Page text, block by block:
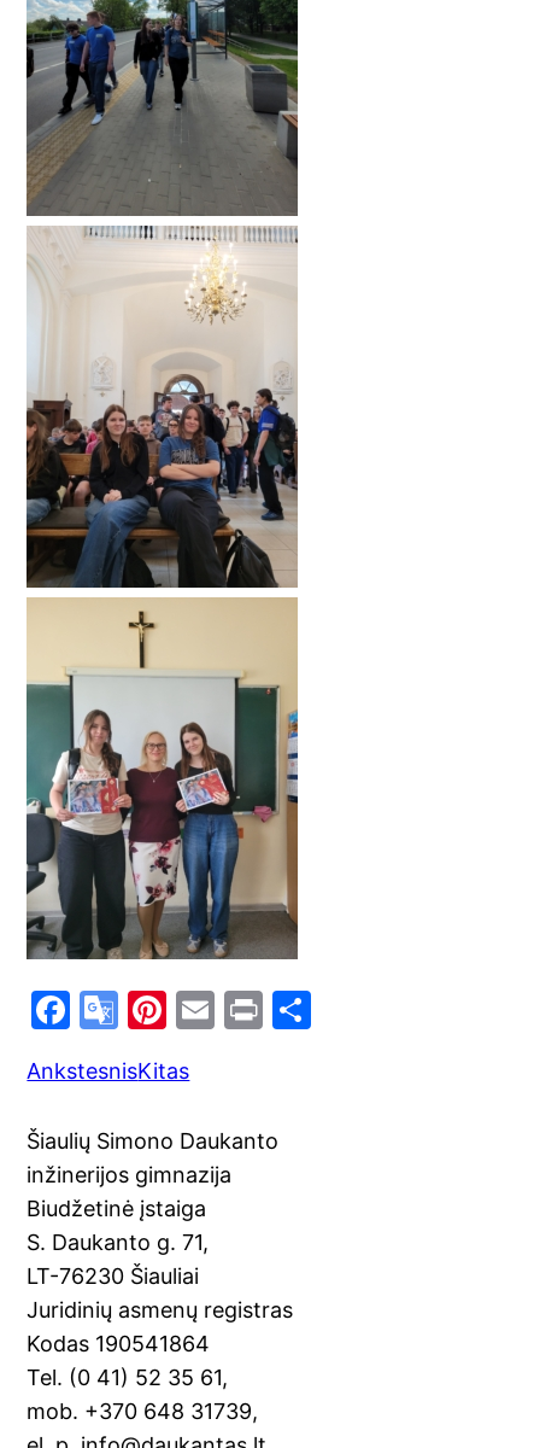
F
c
e
b
o
o
k
G
o
gl
e
Tr
a
n
sl
at
e
Pi
er
e
st
E
l
Pr
AnkstesnisKitas
Šiaulių Simono Daukanto
inžinerijos gimnazija
Biudžetinė įstaiga
S. Daukanto g. 71,
LT-76230 Šiauliai
Juridinių asmenų registras
Kodas 190541864
Tel. (0 41) 52 35 61,
mob. +370 648 31739,